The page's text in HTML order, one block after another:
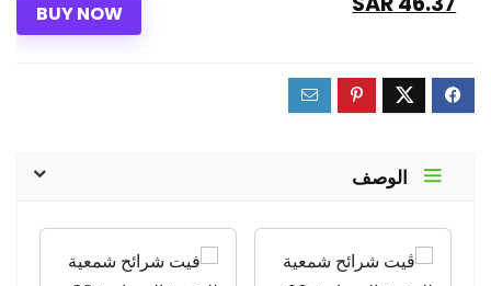
BUY NOW
الوصف